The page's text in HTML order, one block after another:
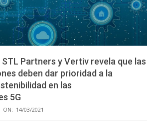
Partners y Vertiv revela que las
deben dar prioridad a la
en las
5G
ON: 14/03/2021